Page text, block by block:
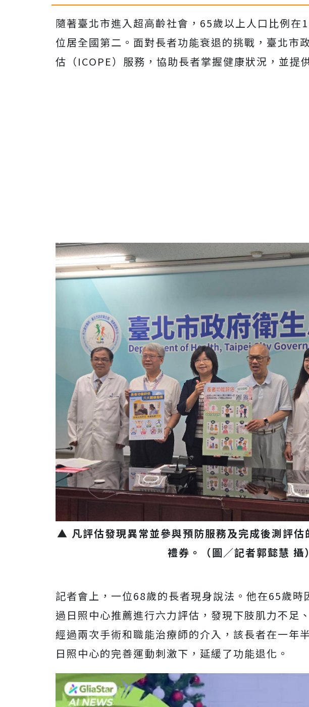
隨著臺北市進入超高齡社會，65歲以上人口比例在
位居全國第二。面對長者功能衰退的挑戰，臺北市
估（ICOPE）服務，協助長者掌握健康狀況，並提
▲ 凡評估發現異常並參與預防服務及完成後測評
禮券。（圖／記者郭懿慧 攝）
記者會上，一位68歲的長者現身說法。他在65歲時
過日照中心推薦進行六力評估，發現下肢肌力不足
經過兩次手術和職能治療師的介入，該長者在一年
日照中心的完善運動刺激下，延緩了功能退化。